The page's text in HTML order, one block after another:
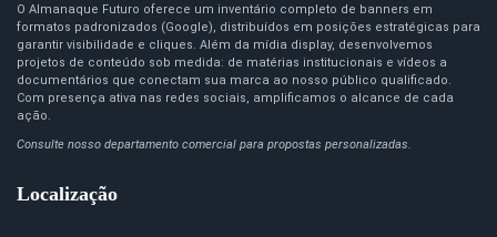
O Almanaque Futuro oferece um inventário completo de banners em
formatos padronizados (Google), distribuídos em posições estratégicas para
garantir visibilidade e cliques. Além da mídia display, desenvolvemos
projetos de conteúdo sob medida: de matérias institucionais e vídeos a
documentários que conectam sua marca ao nosso público qualificado.
Com presença ativa nas redes sociais, amplificamos o alcance de cada
ação.
Consulte nosso departamento comercial para propostas personalizadas.
Localização